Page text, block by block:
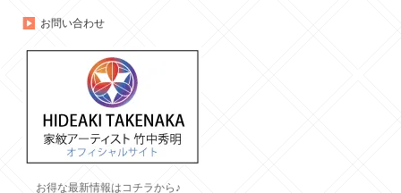
お問い合わせ
お得な最新情報はコチラから♪